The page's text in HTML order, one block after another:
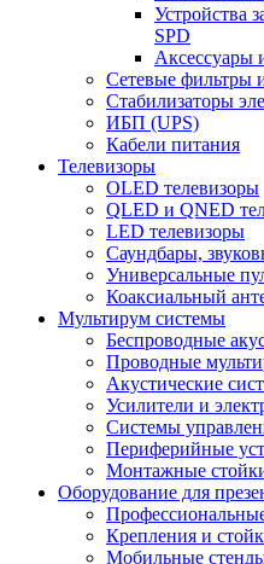
Устройства
SPD
Аксессуары
Сетевые фильтры
Стабилизаторы
ИБП (UPS)
Кабели питания
Телевизоры
OLED телевизоры
QLED и QNED
LED телевизоры
Саундбары,
Универсальные
Коаксиальный
Мультирум системы
Беспроводные
Проводные
Акустические
Усилители и
Системы
Периферийные
Монтажные
Оборудование для
Крепления и
Мобильные